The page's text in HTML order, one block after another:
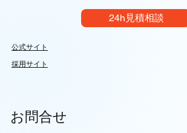
24h見積相談
公式サイト
採用サイト
お問合せ